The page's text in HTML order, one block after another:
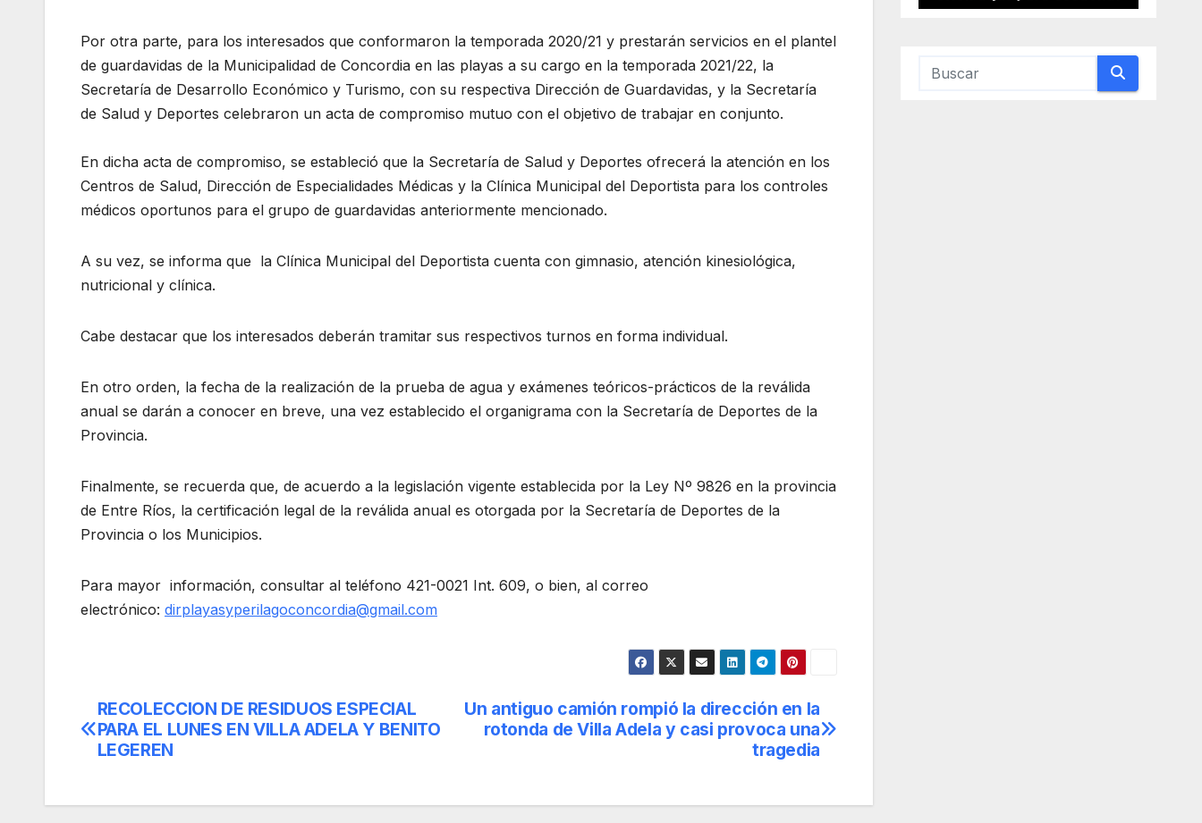
Por otra parte, para los interesados que conformaron la temporada 2020/21 y prestarán servicios en el plantel
de guardavidas de la Municipalidad de Concordia en las playas a su cargo en la temporada 2021/22, la
Secretaría de Desarrollo Económico y Turismo, con su respectiva Dirección de Guardavidas, y la Secretaría
de Salud y Deportes celebraron un acta de compromiso mutuo con el objetivo de trabajar en conjunto.
En dicha acta de compromiso, se estableció que la Secretaría de Salud y Deportes ofrecerá la atención en los
Centros de Salud, Dirección de Especialidades Médicas y la Clínica Municipal del Deportista para los controles
médicos oportunos para el grupo de guardavidas anteriormente mencionado.
A su vez, se informa que la Clínica Municipal del Deportista cuenta con gimnasio, atención kinesiológica,
nutricional y clínica.
Cabe destacar que los interesados deberán tramitar sus respectivos turnos en forma individual.
En otro orden, la fecha de la realización de la prueba de agua y exámenes teóricos-prácticos de la reválida
anual se darán a conocer en breve, una vez establecido el organigrama con la Secretaría de Deportes de la
Provincia.
Finalmente, se recuerda que, de acuerdo a la legislación vigente establecida por la Ley Nº 9826 en la provincia
de Entre Ríos, la certificación legal de la reválida anual es otorgada por la Secretaría de Deportes de la
Provincia o los Municipios.
Para mayor información, consultar al teléfono 421-0021 Int. 609, o bien, al correo
electrónico: dirplayasyperilagoconcordia@gmail.com
Navegación
de
Un antiguo camión rompió la dirección en la
rotonda de Villa Adela y casi provoca una
tragedia
RECOLECCION DE RESIDUOS ESPECIAL
PARA EL LUNES EN VILLA ADELA Y BENITO
LEGEREN